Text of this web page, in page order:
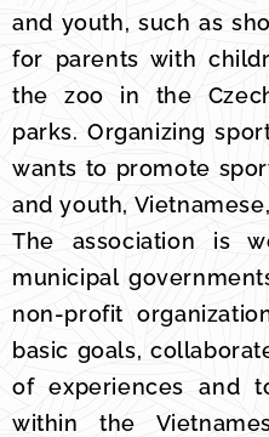
and youth, such as
for parents with
the zoo in the
parks. Organizing
wants to promote
and youth,
The association is
municipal
non-profit
basic goals,
of experiences and
within the